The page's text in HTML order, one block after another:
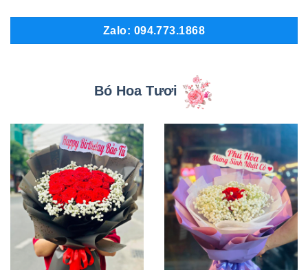
Zalo: 094.773.1868
Bó Hoa Tươi